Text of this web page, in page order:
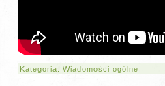
Kategoria:Wiadomości ogólne